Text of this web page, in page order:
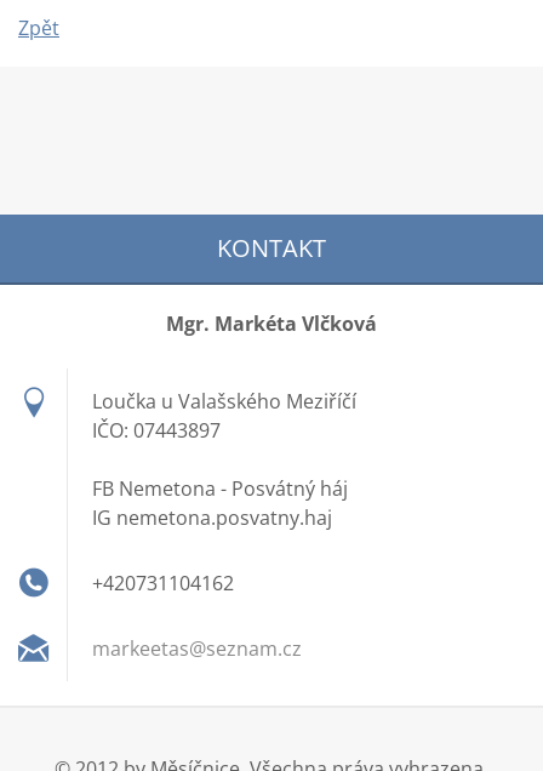
Zpět
KONTAKT
Mgr. Markéta Vlčková
Loučka u Valašského Meziříčí
IČO: 07443897
FB Nemetona - Posvátný háj
IG nemetona.posvatny.haj
+420731104162
markeetas@seznam.cz